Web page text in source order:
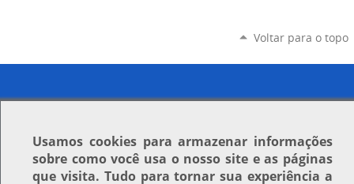
Voltar para o topo
Usamos cookiespara armazenar informações
sobre como você usa o nosso site e as páginas
que visita. Tudo para tornar sua experiência a